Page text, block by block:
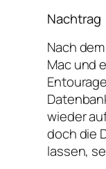
Nachtrag
Nach
Mac und
wieder
doch die
lassen,